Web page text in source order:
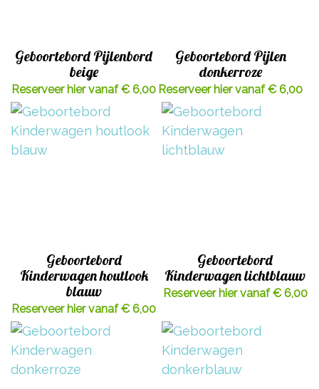
Geboortebord Pijlenbord
beige
Reserveer hier vanaf € 6,00
Geboortebord Pijlen
donkerroze
Reserveer hier vanaf € 6,00
Geboortebord
Kinderwagen houtlook
blauw
Reserveer hier vanaf € 6,00
Geboortebord
Kinderwagen lichtblauw
Reserveer hier vanaf € 6,00